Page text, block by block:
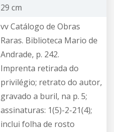
29 cm
vv Catálogo de Obras
Raras. Biblioteca Mario de
Andrade, p. 242.
Imprenta retirada do
privilégio; retrato do autor,
gravado a buril, na p. 5;
assinaturas: 1(5)-2-21(4);
inclui folha de rosto